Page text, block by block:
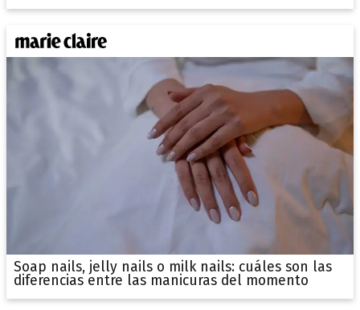
Soap nails, jelly nails o milk nails: cuáles son las
diferencias entre las manicuras del momento